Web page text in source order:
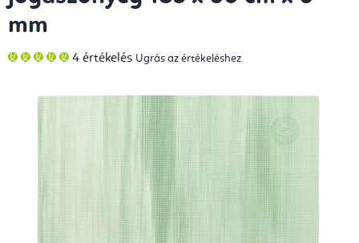
mm
A
termék
4 értékelés Ugrás az értékeléshez